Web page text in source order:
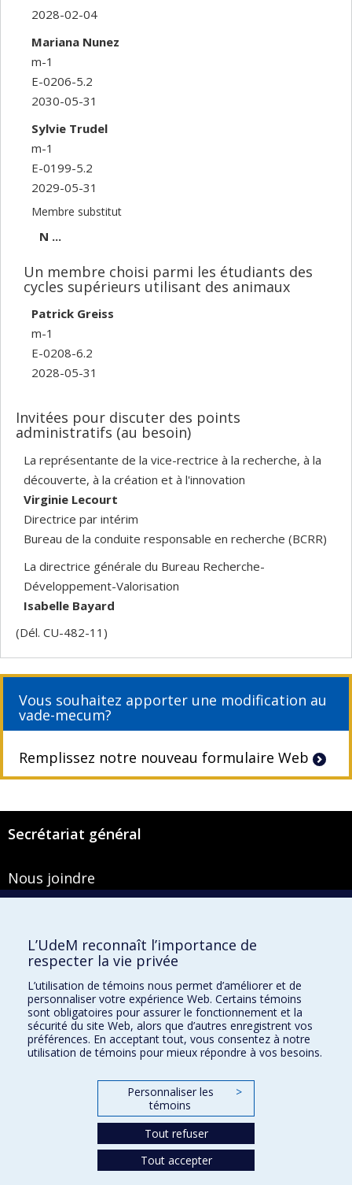
2028-02-04
Mariana Nunez
m-1
E-0206-5.2
2030-05-31
Sylvie Trudel
m-1
E-0199-5.2
2029-05-31
Membre substitut
N ...
Un membre choisi parmi les étudiants des
cycles supérieurs utilisant des animaux
Patrick Greiss
m-1
E-0208-6.2
2028-05-31
Invitées pour discuter des points
administratifs (au besoin)
La représentante de la vice-rectrice à la recherche, à la
découverte, à la création et à l'innovation
Virginie Lecourt
Directrice par intérim
Bureau de la conduite responsable en recherche (BCRR)
La directrice générale du Bureau Recherche-
Développement-Valorisation
Isabelle Bayard
(Dél. CU-482-11)
Vous souhaitez apporter une modification au
vade-mecum?
Remplissez notre nouveau formulaire Web
Secrétariat général
Nous joindre
Montréal (Québec) H3T 1J4
Courriel :secretariat-general@umontreal.ca
Admission
Plan du site
Accessibilité
Accès au portail sécurisé du Secrétariat général
Recherche dans le vade-mecum
L’UdeM reconnaît l’importance de
respecter la vie privée
L’utilisation de témoins nous permet d’améliorer et de
personnaliser votre expérience Web. Certains témoins
sont obligatoires pour assurer le fonctionnement et la
sécurité du site Web, alors que d’autres enregistrent vos
préférences. En acceptant tout, vous consentez à notre
utilisation de témoins pour mieux répondre à vos besoins.
Personnaliser les
témoins
>
Tout refuser
Tout accepter